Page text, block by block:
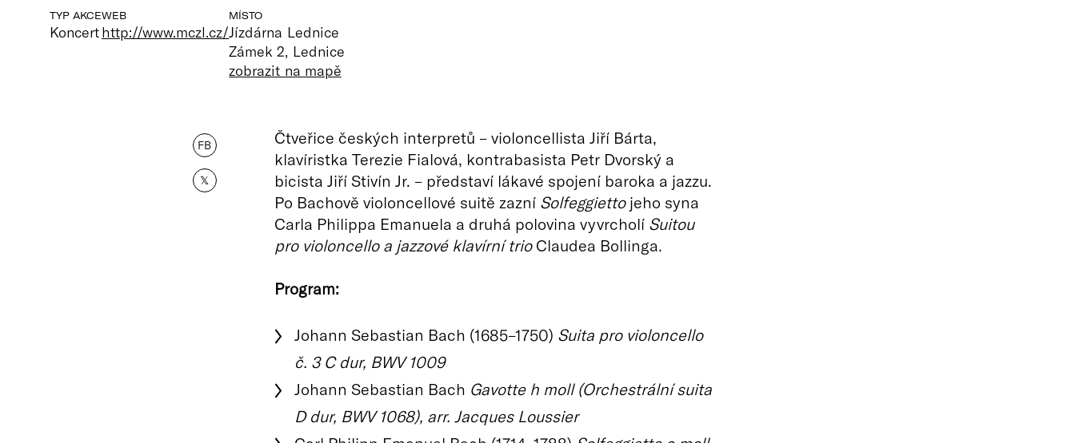
TYP AKCE
Koncert
WEB
http://www.mczl.cz/
MÍSTO
Jízdárna Lednice
Zámek 2, Lednice
zobrazit na mapě
FB
𝕏
Čtveřice českých interpretů – violoncellista Jiří Bárta,
klavíristka Terezie Fialová, kontrabasista Petr Dvorský a
bicista Jiří Stivín Jr. – představí lákavé spojení baroka a jazzu.
Po Bachově violoncellové suitě zazní Solfeggiettojeho syna
Carla Philippa Emanuela a druhá polovina vyvrcholí Suitou
pro violoncello a jazzové klavírní trioClaudea Bollinga.
Program:
Johann Sebastian Bach (1685–1750) Suita pro violoncello
č. 3 C dur, BWV 1009
Johann Sebastian Bach Gavotte h moll (Orchestrální suita
D dur, BWV 1068), arr. Jacques Loussier